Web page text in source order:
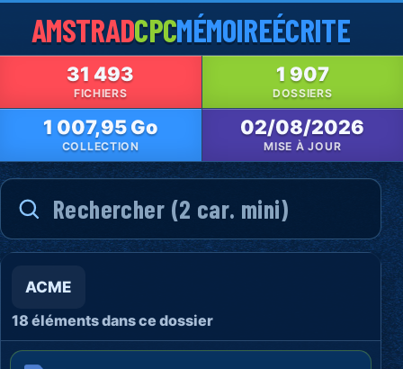
AMSTRADCPCMÉMOIREÉCRITE
31 493
FICHIERS
1 907
DOSSIERS
1 007,95 Go
COLLECTION
02/08/2026
MISE À JOUR
ACME
18 éléments dans ce dossier